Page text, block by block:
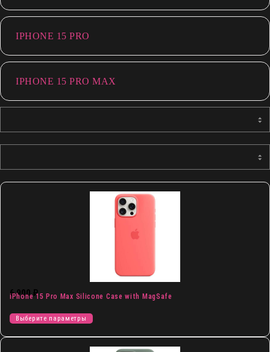
IPHONE 15 PRO
IPHONE 15 PRO MAX
6 900₽
iPhone 15 Pro Max Silicone Case with MagSafe
Выберите параметры